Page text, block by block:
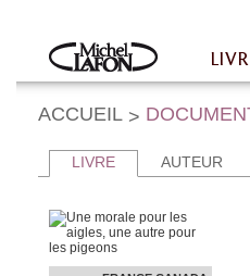
Accueil
ACCUEIL >
LIVRE AUTEUR